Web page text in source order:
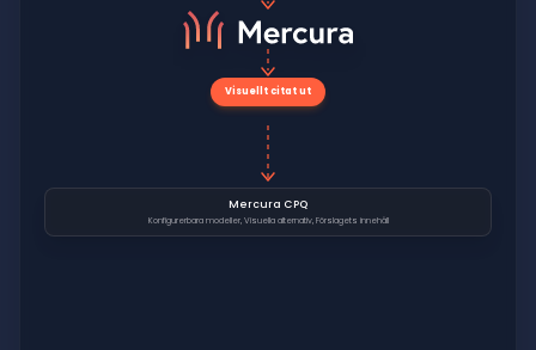
Visuellt citat ut
Mercura CPQ
Konfigurerbara modeller, Visuella alternativ, Förslagets innehåll